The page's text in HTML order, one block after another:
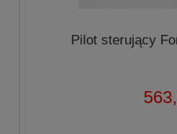
Pilot sterujący